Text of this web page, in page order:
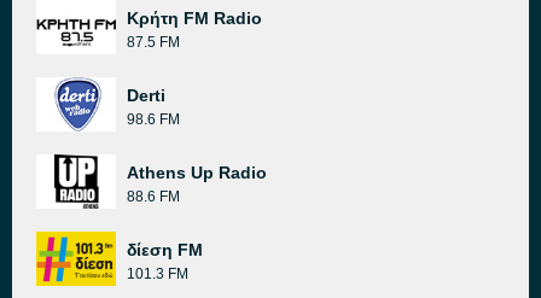
Κρήτη FM Radio
87.5 FM
Derti
98.6 FM
Athens Up Radio
88.6 FM
δίεση FM
101.3 FM